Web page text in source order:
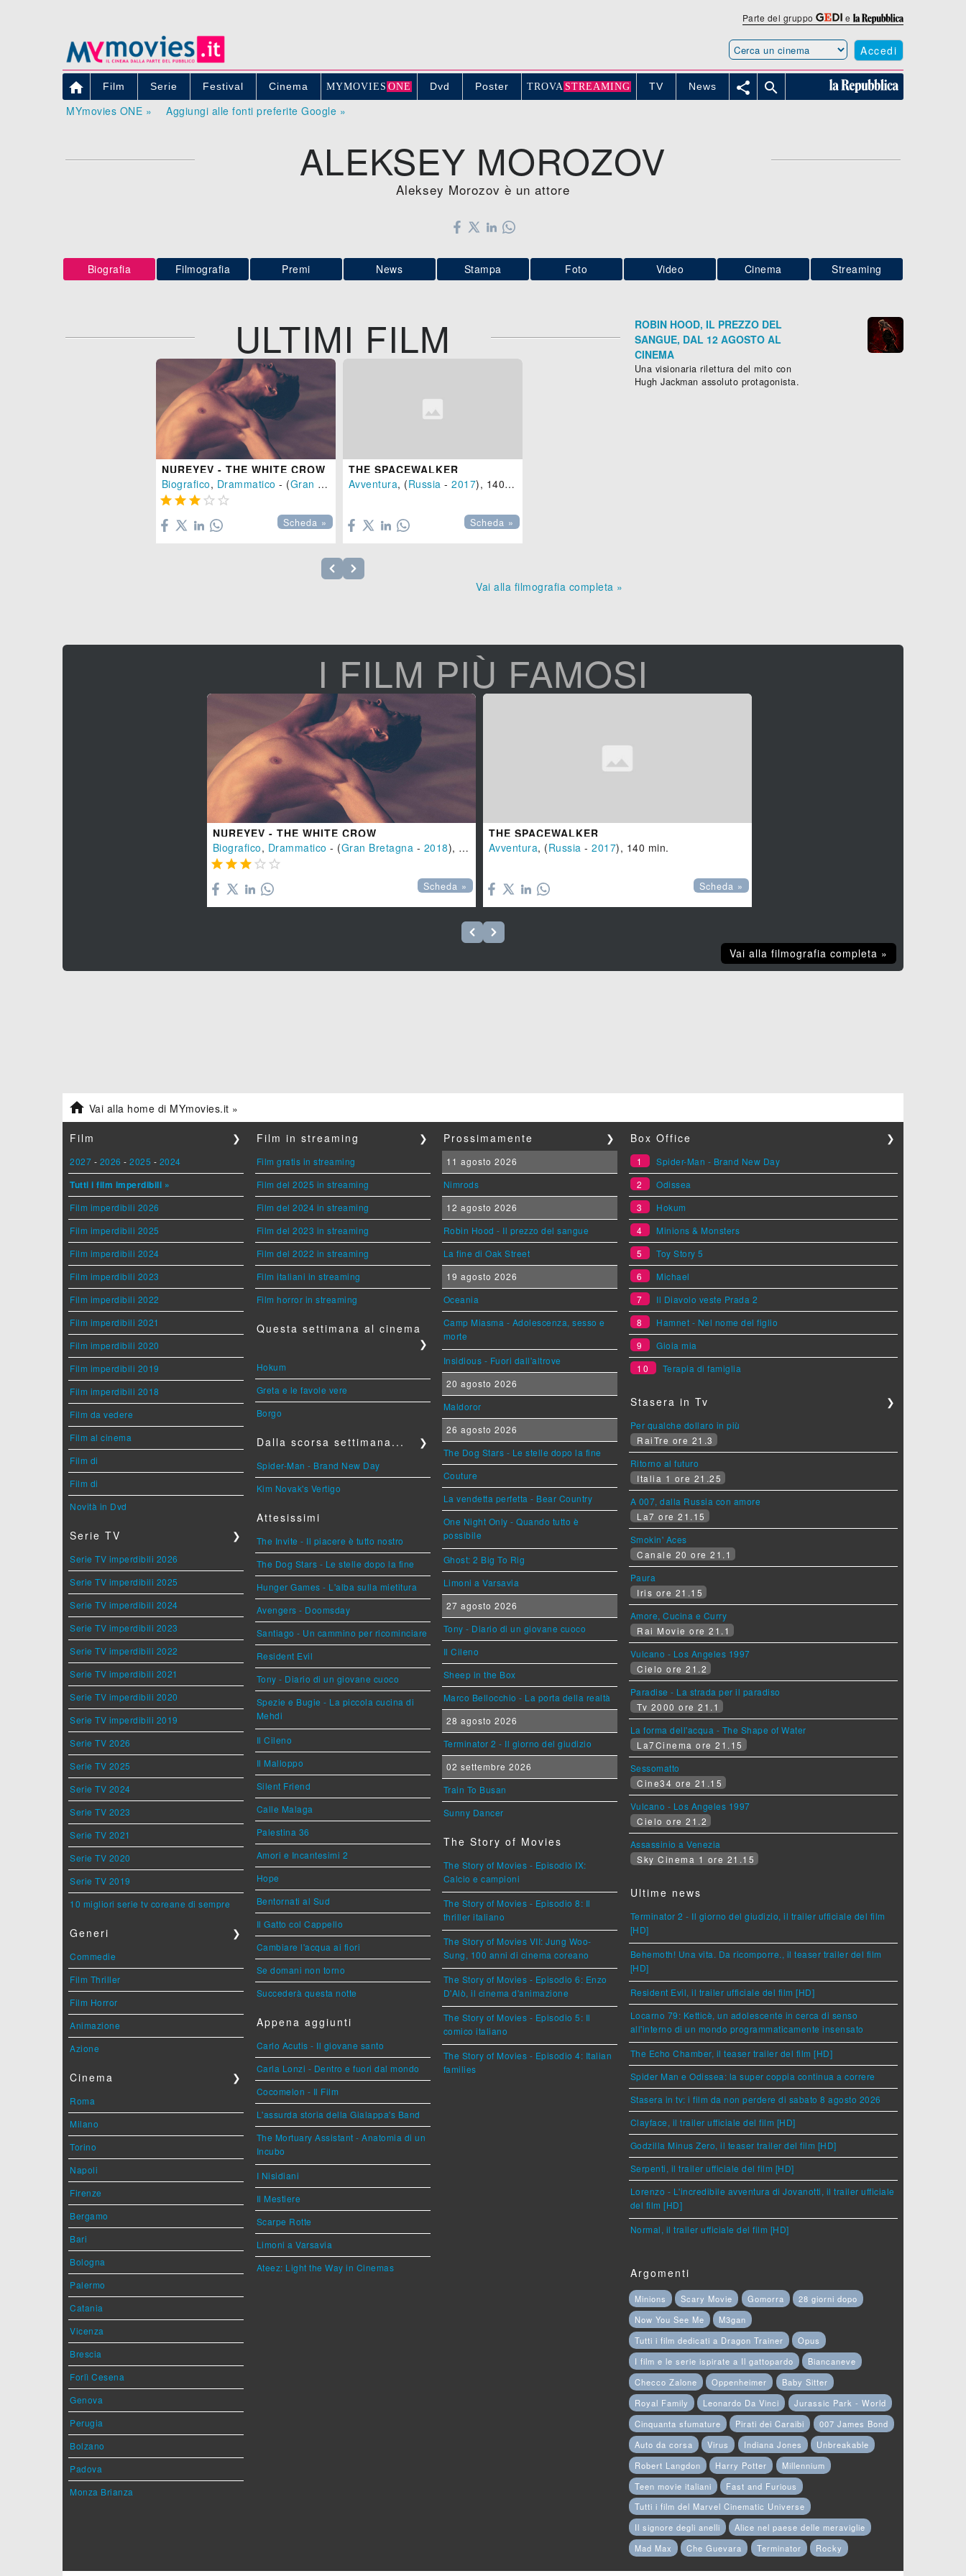
Parte del gruppo e
Accedi
 Film Serie Festival Cinema MYMOVIE S ONE Dvd Poster TROVA STREAMING TV News  
MYmovies ONE » Aggiungi alle fonti preferite Google »
ALEKSEY MOROZOV
Aleksey Morozov è un attore
Biografia Filmografia Premi News Stampa Foto Video Cinema Streaming
ULTIMI FILM
NUREYEV - THE WHITE CROW
Biografico, Drammatico - (Gran Bretagna -2018), 122 min.
    
Scheda »
THE SPACEWALKER
Avventura, (Russia -2017), 140 min.
Scheda »
Vai alla filmografia completa »
ROBIN HOOD, IL PREZZO DEL
SANGUE, DAL 12 AGOSTO AL
CINEMA
Una visionaria rilettura del mito con
Hugh Jackman assoluto protagonista.
I FILM PIÙ FAMOSI
NUREYEV - THE WHITE CROW
Biografico, Drammatico - (Gran Bretagna - 2018), 122 min.
    
Scheda »
THE SPACEWALKER
Avventura, (Russia -2017), 140 min.
Scheda »
Vai alla filmografia completa »
 Vai alla home di MYmovies.it »
Film ❯
2027 - 2026 - 2025 - 2024
Tutti i film imperdibili »
Film imperdibili 2026
Film imperdibili 2025
Film imperdibili 2024
Film imperdibili 2023
Film imperdibili 2022
Film imperdibili 2021
Film imperdibili 2020
Film imperdibili 2019
Film imperdibili 2018
Film da vedere
Film al cinema
Film di
Film di
Novità in Dvd
Serie TV ❯
Serie TV imperdibili 2026
Serie TV imperdibili 2025
Serie TV imperdibili 2024
Serie TV imperdibili 2023
Serie TV imperdibili 2022
Serie TV imperdibili 2021
Serie TV imperdibili 2020
Serie TV imperdibili 2019
Serie TV 2026
Serie TV 2025
Serie TV 2024
Serie TV 2023
Serie TV 2021
Serie TV 2020
Serie TV 2019
10 migliori serie tv coreane di sempre
Generi ❯
Commedie
Film Thriller
Film Horror
Animazione
Azione
Cinema ❯
Roma
Milano
Torino
Napoli
Firenze
Bergamo
Bari
Bologna
Palermo
Catania
Vicenza
Brescia
Forlì Cesena
Genova
Perugia
Bolzano
Padova
Monza Brianza
Film in streaming ❯
Film gratis in streaming
Film del 2025 in streaming
Film del 2024 in streaming
Film del 2023 in streaming
Film del 2022 in streaming
Film italiani in streaming
Film horror in streaming
Questa settimana al cinema
❯
Hokum
Greta e le favole vere
Borgo
Dalla scorsa settimana... ❯
Spider-Man - Brand New Day
Kim Novak's Vertigo
Attesissimi
The Invite - Il piacere è tutto nostro
The Dog Stars - Le stelle dopo la fine
Hunger Games - L'alba sulla mietitura
Avengers - Doomsday
Santiago - Un cammino per ricominciare
Resident Evil
Tony - Diario di un giovane cuoco
Spezie e Bugie - La piccola cucina di
Mehdi
Il Cileno
Il Malloppo
Silent Friend
Calle Malaga
Palestina 36
Amori e Incantesimi 2
Hope
Bentornati al Sud
Il Gatto col Cappello
Cambiare l'acqua ai fiori
Se domani non torno
Succederà questa notte
Appena aggiunti
Carlo Acutis - Il giovane santo
Carla Lonzi - Dentro e fuori dal mondo
Cocomelon - Il Film
L'assurda storia della Gialappa's Band
The Mortuary Assistant - Anatomia di un
Incubo
I Nisidiani
Il Mestiere
Scarpe Rotte
Limoni a Varsavia
Ateez: Light the Way in Cinemas
Prossimamente ❯
11 agosto 2026
Nimrods
12 agosto 2026
Robin Hood - Il prezzo del sangue
La fine di Oak Street
19 agosto 2026
Oceania
Camp Miasma - Adolescenza, sesso e
morte
Insidious - Fuori dall'altrove
20 agosto 2026
Maldoror
26 agosto 2026
The Dog Stars - Le stelle dopo la fine
Couture
La vendetta perfetta - Bear Country
One Night Only - Quando tutto è
possibile
Ghost: 2 Big To Rig
Limoni a Varsavia
27 agosto 2026
Tony - Diario di un giovane cuoco
Il Cileno
Sheep in the Box
Marco Bellocchio - La porta della realtà
28 agosto 2026
Terminator 2 - Il giorno del giudizio
02 settembre 2026
Train To Busan
Sunny Dancer
The Story of Movies
The Story of Movies - Episodio IX:
Calcio e campioni
The Story of Movies - Episodio 8: Il
thriller italiano
The Story of Movies VII: Jung Woo-
Sung, 100 anni di cinema coreano
The Story of Movies - Episodio 6: Enzo
D'Alò, il cinema d'animazione
The Story of Movies - Episodio 5: Il
comico italiano
The Story of Movies - Episodio 4: Italian
families
Box Office ❯
1
Spider-Man - Brand New Day
2
Odissea
3
Hokum
4
Minions & Monsters
5
Toy Story 5
6
Michael
7
Il Diavolo veste Prada 2
8
Hamnet - Nel nome del figlio
9
Gioia mia
10
Terapia di famiglia
Stasera in Tv ❯
Per qualche dollaro in più
RaiTre ore 21.3
Ritorno al futuro
Italia 1 ore 21.25
A 007, dalla Russia con amore
La7 ore 21.15
Smokin' Aces
Canale 20 ore 21.1
Paura
Iris ore 21.15
Amore, Cucina e Curry
Rai Movie ore 21.1
Vulcano - Los Angeles 1997
Cielo ore 21.2
Paradise - La strada per il paradiso
Tv 2000 ore 21.1
La forma dell'acqua - The Shape of Water
La7Cinema ore 21.15
Sessomatto
Cine34 ore 21.15
Vulcano - Los Angeles 1997
Cielo ore 21.2
Assassinio a Venezia
Sky Cinema 1 ore 21.15
Ultime news
Terminator 2 - Il giorno del giudizio, il trailer ufficiale del film
[HD]
Behemoth! Una vita. Da ricomporre., il teaser trailer del film
[HD]
Resident Evil, il trailer ufficiale del film [HD]
Locarno 79: Ketticè, un adolescente in cerca di senso
all'interno di un mondo programmaticamente insensato
The Echo Chamber, il teaser trailer del film [HD]
Spider Man e Odissea: la super coppia continua a correre
Stasera in tv: i film da non perdere di sabato 8 agosto 2026
Clayface, il trailer ufficiale del film [HD]
Godzilla Minus Zero, il teaser trailer del film [HD]
Serpenti, il trailer ufficiale del film [HD]
Lorenzo - L'incredibile avventura di Jovanotti, il trailer ufficiale
del film [HD]
Normal, il trailer ufficiale del film [HD]
Argomenti
Minions Scary Movie Gomorra
28 giorni dopo
Now You See Me
M3gan
Tutti i film dedicati a Dragon Trainer
Opus
I film e le serie ispirate a Il gattopardo
Biancaneve
Checco Zalone
Oppenheimer
Baby Sitter
Royal Family
Leonardo Da Vinci
Jurassic Park - World
Cinquanta sfumature
Pirati dei Caraibi
007 James Bond
Auto da corsa
Virus Indiana Jones
Unbreakable
Robert Langdon
Harry Potter
Millennium
Teen movie italiani
Fast and Furious
Tutti i film del Marvel Cinematic Universe
Il signore degli anelli
Alice nel paese delle meraviglie
Mad Max
Che Guevara Terminator Rocky